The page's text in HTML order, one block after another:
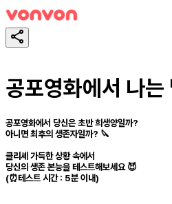
공포영화에서 나
공포영화에서 당신은 초반 희생양일까?
아니면 최후의 생존자일까? 🔪
클리셰 가득한 상황 속에서
당신의 생존 본능을 테스트해보세요 😈
(⏰테스트 시간 : 5분 이내)